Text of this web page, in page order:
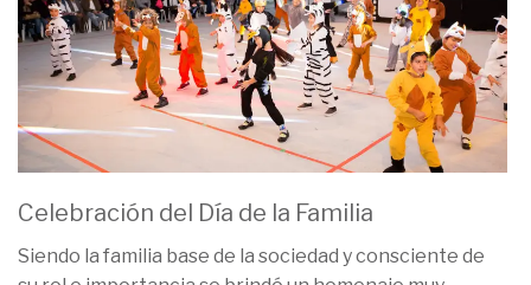
Celebración del Día de la Familia
Siendo la familia base de la sociedad y consciente de